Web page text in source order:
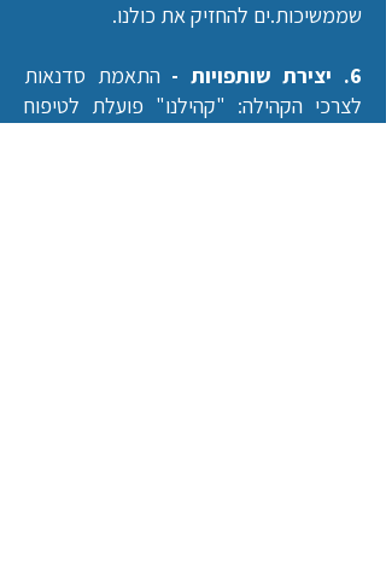
שממשיכות.ים להחזיק את כולנו.
6. יצירת שותפויות -
התאמת סדנאות
לצרכי הקהילה: "קהילנו" פועלת לטיפוח